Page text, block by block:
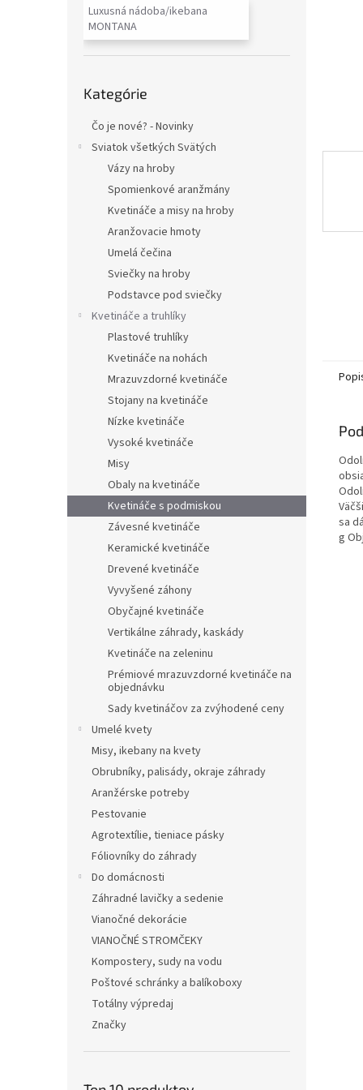
Luxusná nádoba/ikebana
MONTANA
kategórie
Kategórie
Čo je nové? - Novinky
Sviatok všetkých Svätých
Vázy na hroby
Spomienkové aranžmány
Kvetináče a misy na hroby
Aranžovacie hmoty
Umelá čečina
Sviečky na hroby
Podstavce pod sviečky
Kvetináče a truhlíky
Plastové truhlíky
Kvetináče na nohách
Mrazuvzdorné kvetináče
Stojany na kvetináče
Nízke kvetináče
Vysoké kvetináče
Misy
Obaly na kvetináče
Kvetináče s podmiskou
Závesné kvetináče
Keramické kvetináče
Drevené kvetináče
Vyvyšené záhony
Obyčajné kvetináče
Vertikálne záhrady, kaskády
Kvetináče na zeleninu
Prémiové mrazuvzdorné kvetináče na
objednávku
Sady kvetináčov za zvýhodené ceny
Umelé kvety
Misy, ikebany na kvety
Obrubníky, palisády, okraje záhrady
Aranžérske potreby
Pestovanie
Agrotextílie, tieniace pásky
Fóliovníky do záhrady
Do domácnosti
Záhradné lavičky a sedenie
Vianočné dekorácie
VIANOČNÉ STROMČEKY
Kompostery, sudy na vodu
Poštové schránky a balíkoboxy
Totálny výpredaj
Značky
sa
g